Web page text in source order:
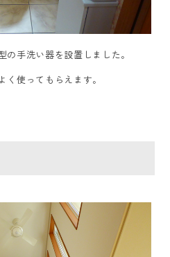
手洗い器を設置しました。
使ってもらえます。